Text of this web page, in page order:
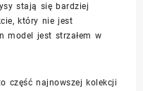
stają się bardziej
który nie jest
model jest strzałem w
część najnowszej kolekcji